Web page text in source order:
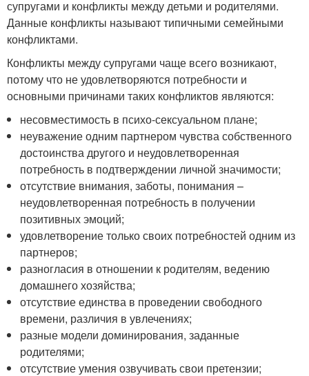
супругами и конфликты между детьми и родителями.
Данные конфликты называют типичными семейными
конфликтами.
Конфликты между супругами чаще всего возникают,
потому что не удовлетворяются потребности и
основными причинами таких конфликтов являются:
несовместимость в психо-сексуальном плане;
неуважение одним партнером чувства собственного
достоинства другого и неудовлетворенная
потребность в подтверждении личной значимости;
отсутствие внимания, заботы, понимания –
неудовлетворенная потребность в получении
позитивных эмоций;
удовлетворение только своих потребностей одним из
партнеров;
разногласия в отношении к родителям, ведению
домашнего хозяйства;
отсутствие единства в проведении свободного
времени, различия в увлечениях;
разные модели доминирования, заданные
родителями;
отсутствие умения озвучивать свои претензии;